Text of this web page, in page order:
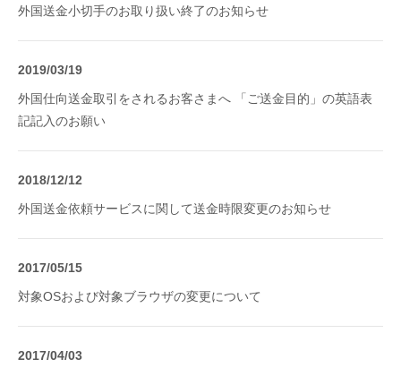
外国送金小切手のお取り扱い終了のお知らせ
2019/03/19
外国仕向送金取引をされるお客さまへ 「ご送金目的」の英語表
記記入のお願い
2018/12/12
外国送金依頼サービスに関して送金時限変更のお知らせ
2017/05/15
対象OSおよび対象ブラウザの変更について
2017/04/03